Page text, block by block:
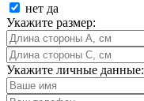
нет да
Укажите размер:
Укажите личные данные: